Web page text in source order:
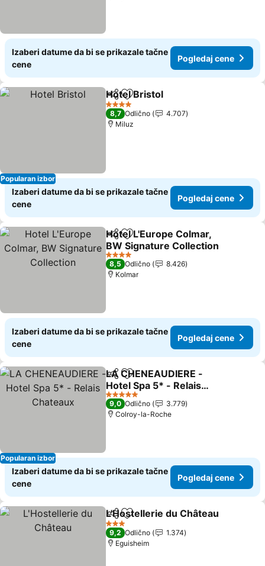
Izaberi datume da bi se prikazale tačne
cene
Pogledaj cene
Popularan izbor
Deli Dodati u favorite
Hotel Bristol
4 Zvezdice
8,7 Odlično
4.707
Miluz
Izaberi datume da bi se prikazale tačne
cene
Pogledaj cene
Deli Dodati u favorite
Hotel L'Europe Colmar,
BW Signature Collection
4 Zvezdice
8,5 Odlično
8.426
Kolmar
Izaberi datume da bi se prikazale tačne
cene
Pogledaj cene
Popularan izbor
Deli Dodati u favorite
LA CHENEAUDIERE -
Hotel Spa 5* - Relais
Chateaux
5 Zvezdice
9,0 Odlično
3.779
Colroy-la-Roche
Izaberi datume da bi se prikazale tačne
cene
Pogledaj cene
Deli Dodati u favorite
L'Hostellerie du Château
3 Zvezdice
9,2 Odlično
1.374
Eguisheim